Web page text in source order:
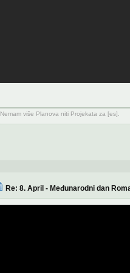
Nemam više Planova niti Projekata za [es].
Re: 8. April - Međunarodni dan